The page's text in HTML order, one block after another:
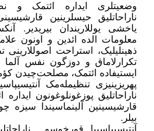
وضعیتلری ایداره ائتمک و
ناراحاتلیق حیسلرینین
یاخشی یوللاریندان بیریدیر.
معلومات الده ائدین و اونون
ذهینلیلیک، استراحت اصوللارینی
تکرارلاماق و دوزگون نفس آلما
ایستیفاده ائتمک، مصلحت‌چیدن
پهریزینیزی تنظیمله‌مک
ناراحاتلیق پوزغونلوغونون ایداره
قارشیسینین آلینماسیندا سیزه
بیلر .
آنتیسیپاسییا قورخوسو